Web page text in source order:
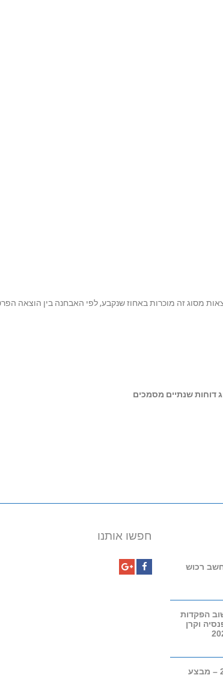
מסוג זה מוכרות באחוז שנקבע, לפי האבחנה בין הוצאה
דוחות שנתיים מסמכים
רכוש
הפקדות
וקרן
היערכות לסוף שנת המס 2023 – מבצע
חפשו אותנו